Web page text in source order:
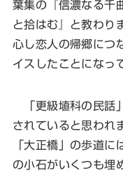
葉集の『信濃なる千
と拾はむ』と教わり
心し恋人の帰郷につ
イスしたことになっ
「更級埴科の民話
されていると思われ
「大正橋」の歩道
の小石がいくつも埋